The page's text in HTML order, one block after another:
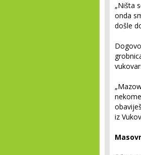
„Ništa
onda
došle
iz